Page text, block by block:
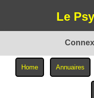
Le